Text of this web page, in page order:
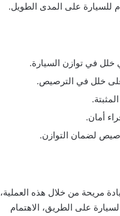
للسيارة على المدى الطويل.
خلل في توازن السيارة.
على خلل في الترصيص.
لضمان التوازن.
مريحة من خلال هذه العملية،
على الطريق، الاهتمام